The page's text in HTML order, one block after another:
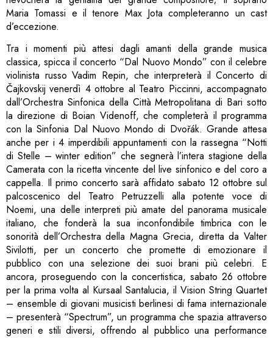
Maria Tomassi e il tenore Max Jota completeranno un cast
d’eccezione.
Tra i momenti più attesi dagli amanti della grande musica
classica, spicca il concerto “Dal Nuovo Mondo” con il celebre
violinista russo Vadim Repin, che interpreterà il Concerto di
Čajkovskij venerdì 4 ottobre al Teatro Piccinni, accompagnato
dall’Orchestra Sinfonica della Città Metropolitana di Bari sotto
la direzione di Boian Videnoff, che completerà il programma
con la Sinfonia Dal Nuovo Mondo di Dvořák. Grande attesa
anche per i 4 imperdibili appuntamenti con la rassegna “Notti
di Stelle – winter edition” che segnerà l’intera stagione della
Camerata con la ricetta vincente del live sinfonico e del coro a
cappella. Il primo concerto sarà affidato sabato 12 ottobre sul
palcoscenico del Teatro Petruzzelli alla potente voce di
Noemi, una delle interpreti più amate del panorama musicale
italiano, che fonderà la sua inconfondibile timbrica con le
sonorità dell’Orchestra della Magna Grecia, diretta da Valter
Sivilotti, per un concerto che promette di emozionare il
pubblico con una selezione dei suoi brani più celebri. E
ancora, proseguendo con la concertistica, sabato 26 ottobre
per la prima volta al Kursaal Santalucia, il Vision String Quartet
– ensemble di giovani musicisti berlinesi di fama internazionale
– presenterà “Spectrum”, un programma che spazia attraverso
generi e stili diversi, offrendo al pubblico una performance